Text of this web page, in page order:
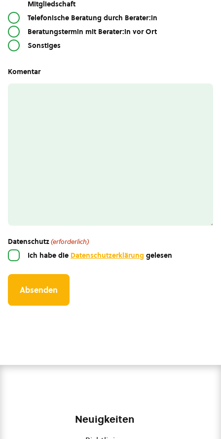
Mitgliedschaft
Telefonische Beratung durch Berater:in
Beratungstermin mit Berater:in vor Ort
Sonstiges
Komentar
Datenschutz(erforderlich)
Ich habe die Datenschutzerklärung gelesen
Neuigkeiten